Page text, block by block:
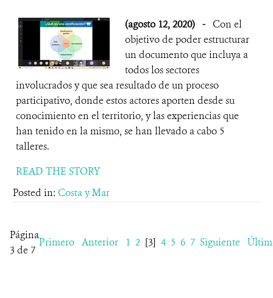
(agosto 12, 2020) - Con el
objetivo de poder estructurar
un documento que incluya a
todos los sectores
involucrados y que sea resultado de un proceso
participativo, donde estos actores aporten desde su
conocimiento en el territorio, y las experiencias que
han tenido en la mismo, se han llevado a cabo 5
talleres.
READ THE STORY
Posted in: Costa y Mar
Página
3 de 7
Primero Anterior 1 2 [3] 4 5 6 7 Siguiente